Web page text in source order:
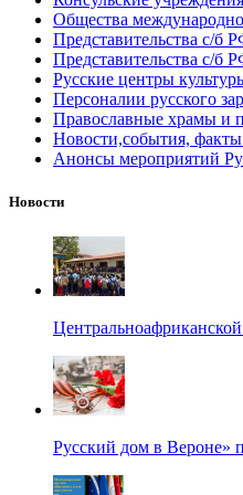
Общества
Представительства с/б
Представительства с/б
Русские центры
Персоналии русского
Православные храмы и
Новости,события, факты
Анонсы мероприятий
Новости
Русский дом в Вероне»